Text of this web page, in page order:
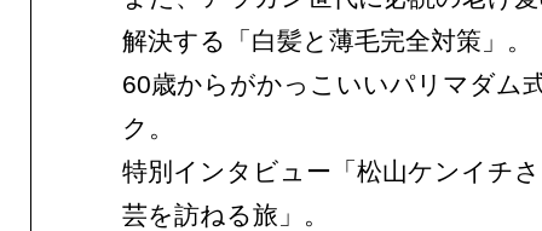
解決する「白髪と薄毛完全対策」。
60歳からがかっこいいパリマダム
ク。
特別インタビュー「松山ケンイチ
芸を訪ねる旅」。